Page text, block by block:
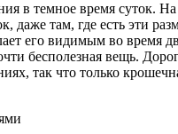
в темное время суток.
там, где есть эти
его видимым во время
бесполезная вещь.
так что только